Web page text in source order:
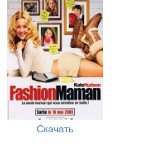
Скачать